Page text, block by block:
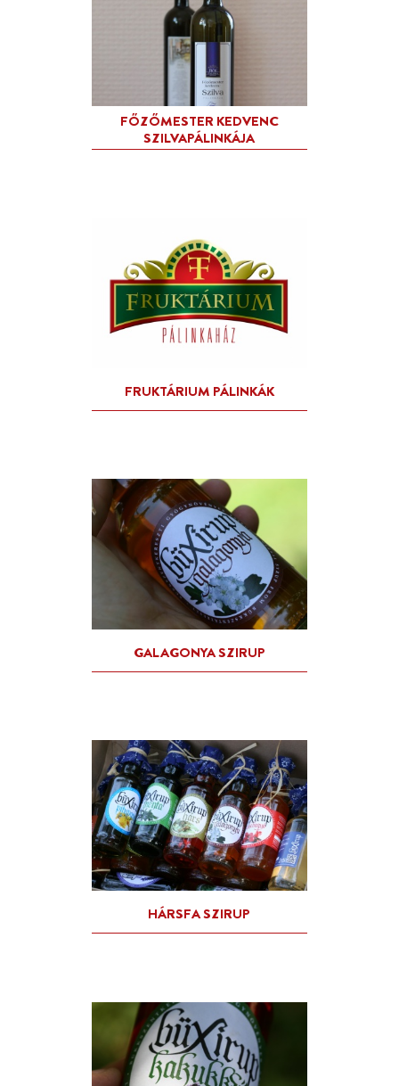
CSIPKEBOGYÓ SZIRUP
EKLÉZSIA PINCÉSZET
EKLÉZSIA PINCÉSZET